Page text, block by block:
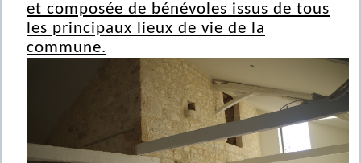
et composée de bénévoles issus de tous
les principaux lieux de vie de la
commune.